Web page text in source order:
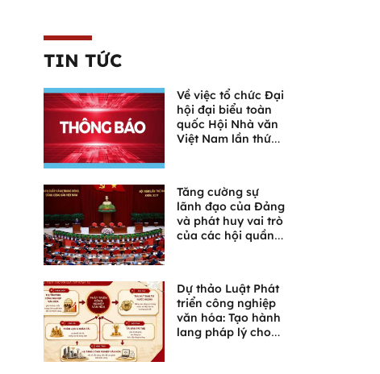
TIN TỨC
Về việc tổ chức Đại
hội đại biểu toàn
quốc Hội Nhà văn
Việt Nam lần thứ
Tăng cường sự
lãnh đạo của Đảng
và phát huy vai trò
của các hội quần
Dự thảo Luật Phát
triển công nghiệp
văn hóa: Tạo hành
lang pháp lý cho